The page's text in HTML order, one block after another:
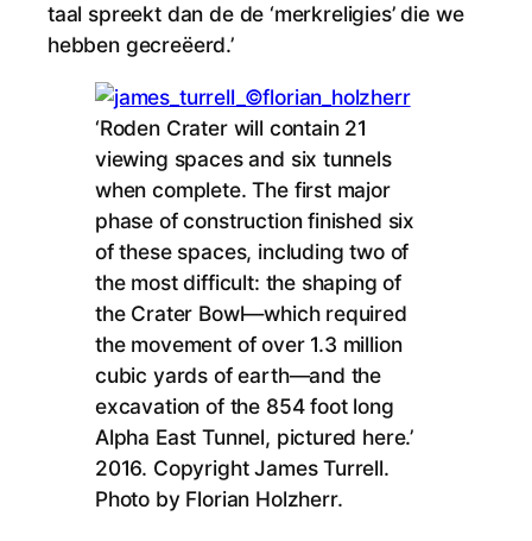
taal spreekt dan de de ‘merkreligies’ die we
hebben gecreëerd.’
‘Roden Crater will contain 21
viewing spaces and six tunnels
when complete. The first major
phase of construction finished six
of these spaces, including two of
the most difficult: the shaping of
the Crater Bowl—which required
the movement of over 1.3 million
cubic yards of earth—and the
excavation of the 854 foot long
Alpha East Tunnel, pictured here.’
2016. Copyright James Turrell.
Photo by Florian Holzherr.